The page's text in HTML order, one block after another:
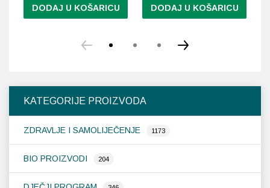
KATEGORIJE PROIZVODA
ZDRAVLJE I SAMOLIJEČENJE 1173
BIO PROIZVODI 204
DODAJ U KOŠARICU DODAJ U KOŠARICU